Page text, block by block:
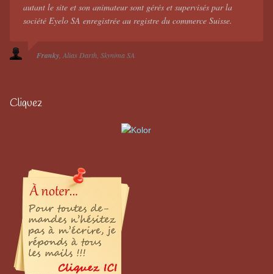
autant le site et son animateur sont gérés et supervisés par la
société Eyelo SA enregistrée au registre du commerce Suisse.
Franky Alias Darth Skynima SA
Cliquez